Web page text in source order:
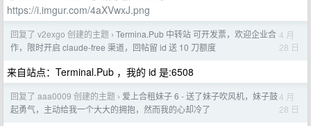
https://i.imgur.com/4aXVwxJ.png
回复了 v2exgo 创建的主题 › Termina.Pub 中转站 可开发票，欢迎企业合
作，限时开启 claude-free 渠道，回帖留 id 送 10 刀额度
4 月
28 日
来自站点：Terminal.Pub ，我的 id 是:6508
回复了 aaa0009 创建的主题 › 爱上合租妹子 6 - 送了妹子吹风机，妹子鼓
起勇气，主动给我一个大大的拥抱，然而我的心却冷了
4 月
28 日